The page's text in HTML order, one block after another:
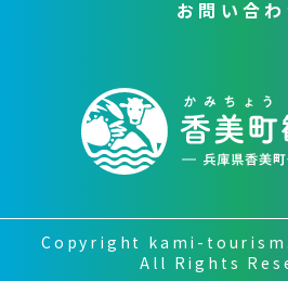
お問い合わ
Copyright kami-
All Rights